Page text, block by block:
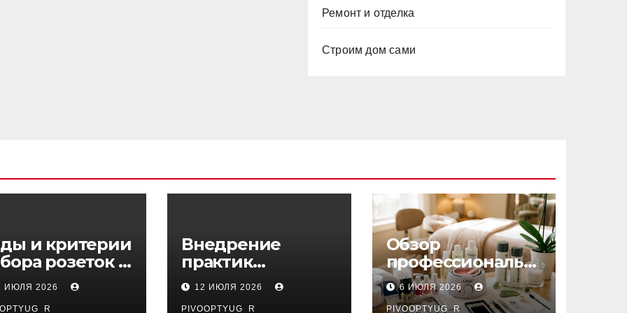
Ремонт и отделка
Строим дом сами
и критерии
розеток и
ИЮЛЯ 2026
Внедрение
практик
управляемого
DevOps в
12 ИЮЛЯ 2026
PIVOOPTYUG_R
Обзор
профессиональн
ых материалов и
инструментов
6 ИЮЛЯ 2026
PIVOOPTYUG_R